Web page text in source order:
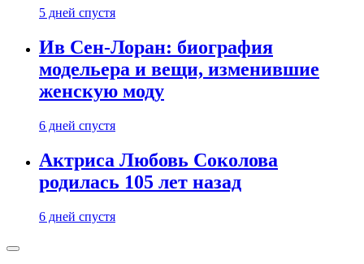
5 дней спустя
Ив Сен-Лоран: биография
модельера и вещи, изменившие
женскую моду
6 дней спустя
Актриса Любовь Соколова
родилась 105 лет назад
6 дней спустя